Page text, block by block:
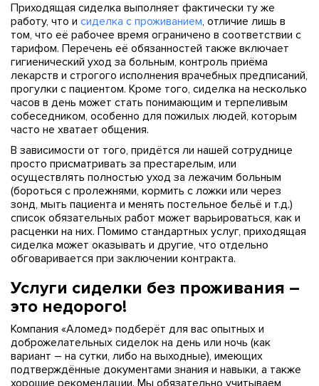
Приходящая сиделка выполняет фактически ту же
работу, что и сиделка с проживанием, отличие лишь в
том, что её рабочее время ограничено в соответствии с
тарифом. Перечень её обязанностей также включает
гигиенический уход за больным, контроль приёма
лекарств и строгого исполнения врачебных предписаний,
прогулки с пациентом. Кроме того, сиделка на несколько
часов в день может стать понимающим и терпеливым
собеседником, особенно для пожилых людей, которым
часто не хватает общения.
В зависимости от того, придётся ли нашей сотруднице
просто присматривать за престарелым, или
осуществлять полностью уход за лежачим больным
(бороться с пролежнями, кормить с ложки или через
зонд, мыть пациента и менять постельное бельё и т.д.)
список обязательных работ может варьироваться, как и
расценки на них. Помимо стандартных услуг, приходящая
сиделка может оказывать и другие, что отдельно
обговаривается при заключении контракта.
Услуги сиделки без проживания –
это недорого!
Компания «Аломед» подберёт для вас опытных и
доброжелательных сиделок на день или ночь (как
вариант – на сутки, либо на выходные), имеющих
подтверждённые документами знания и навыки, а также
хорошие рекомендации. Мы обязательно учитываем